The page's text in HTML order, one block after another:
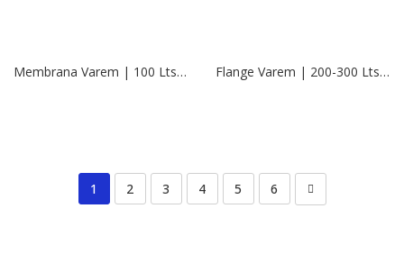
Membrana Varem | 100 Lts. Butyl (Modelo Nuevo) Flange Varem | 200-300 Lts. | 1 ½”
1 2 3 4 5 6